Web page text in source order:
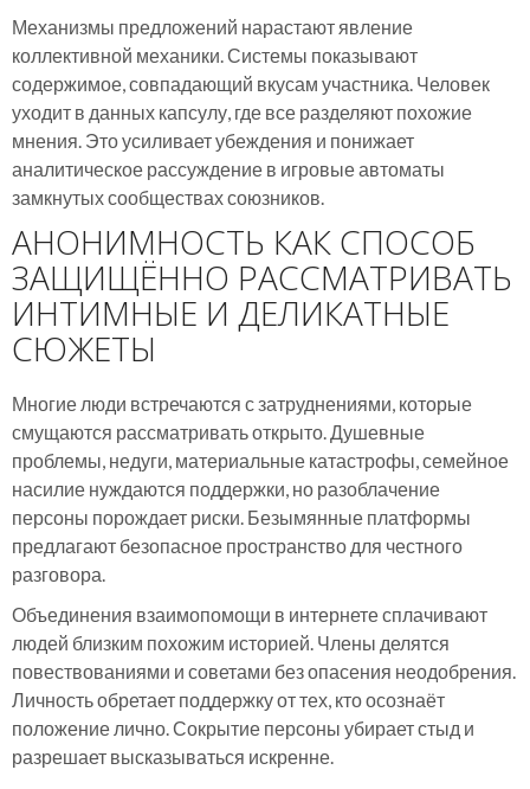
Механизмы предложений нарастают явление
коллективной механики. Системы показывают
содержимое, совпадающий вкусам участника. Человек
уходит в данных капсулу, где все разделяют похожие
мнения. Это усиливает убеждения и понижает
аналитическое рассуждение в игровые автоматы
замкнутых сообществах союзников.
АНОНИМНОСТЬ КАК СПОСОБ
ЗАЩИЩЁННО РАССМАТРИВАТЬ
ИНТИМНЫЕ И ДЕЛИКАТНЫЕ
СЮЖЕТЫ
Многие люди встречаются с затруднениями, которые
смущаются рассматривать открыто. Душевные
проблемы, недуги, материальные катастрофы, семейное
насилие нуждаются поддержки, но разоблачение
персоны порождает риски. Безымянные платформы
предлагают безопасное пространство для честного
разговора.
Объединения взаимопомощи в интернете сплачивают
людей близким похожим историей. Члены делятся
повествованиями и советами без опасения неодобрения.
Личность обретает поддержку от тех, кто осознаёт
положение лично. Сокрытие персоны убирает стыд и
разрешает высказываться искренне.